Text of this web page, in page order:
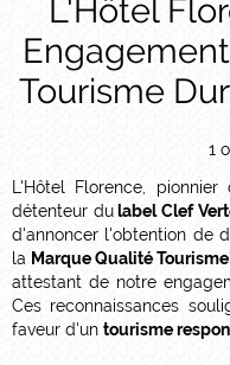
L'Hôtel
Tourisme
1
L'Hôtel Florence, pionnier
détenteur dulabel Clef
d'annoncer l'obtention de
la Marque Qualité
attestant de notre
Ces reconnaissances
faveur d'un tourisme